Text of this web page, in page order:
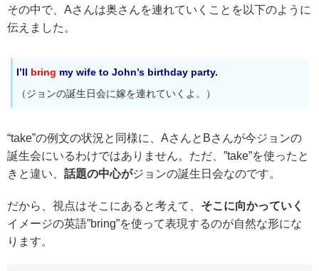
その中で、Aさんは奥さんを連れていくことを以下のように
伝えました。
I’ll bring my wife to John’s birthday party.
（ジョンの誕生日会に嫁を連れていくよ。）
“take”の例文の状況と同様に、AさんとBさんが今ジョンの
誕生会にいるわけではありません。ただ、”take”を使ったと
きと違い、 話題の中心がジョンの誕生日会なのです。
だから、視点はそこにあると考えて、 そこに向かっていく
イメージの英語”bring”を使って表現するのが自然な形にな
ります。